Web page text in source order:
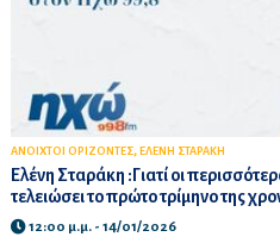
ΑΝΟΙΧΤΟΙ ΟΡΙΖΟΝΤΕΣ, ΕΛΕΝΗ ΣΤΑΡΑΚΗ
Ελένη Σταράκη :Γιατί οι
τελειώσει το πρώτο τρίμηνο της
12:00 μ.μ. - 14/01/2026